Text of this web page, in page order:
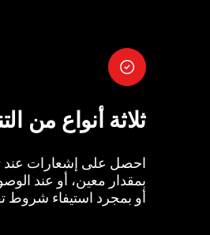
ثلاثة أنواع من
احصل على إشعارات عند
بمقدار معين، أو عند
أو بمجرد استيفاء شروط